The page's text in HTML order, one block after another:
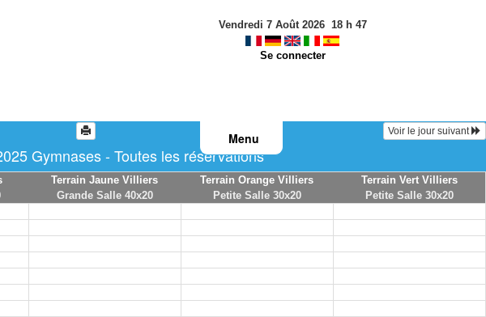
Vendredi 7 Août 2026 18h 47
Se connecter
Menu Voir le jour suivant
Gymnases - Toutes les réservations
Terrain Jaune Villiers
Grande Salle 40x20
Terrain Orange Villiers
Petite Salle 30x20
Terrain Vert Villiers
Petite Salle 30x20